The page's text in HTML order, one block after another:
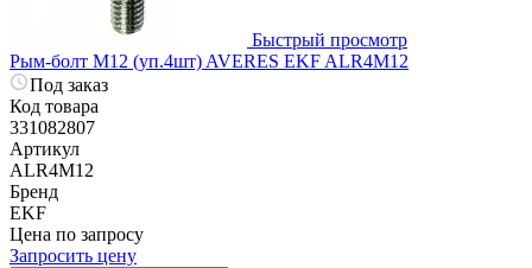
Быстрый просмотр
Рым-болт M12 (уп.4шт) AVERES EKF ALR4M12
Под заказ
Код товара
331082807
Артикул
ALR4M12
Бренд
EKF
Цена по запросу
Запросить цену